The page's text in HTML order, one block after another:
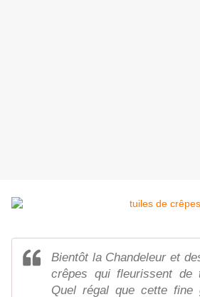
Bientôt la Chandeleur et
crêpes qui fleurissent de
Quel régal que cette fine